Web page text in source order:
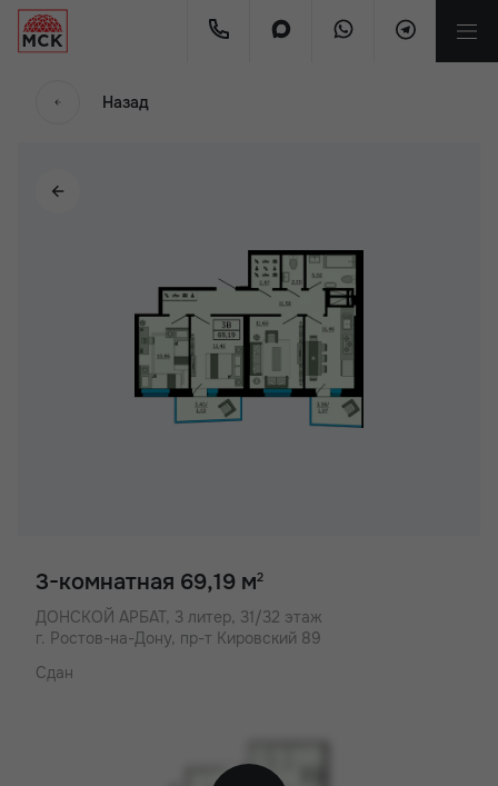
Назад
3-комнатная 69,19 м2
ДОНСКОЙ АРБАТ, 3 литер, 31/32 этаж
г. Ростов-на-Дону, пр-т Кировский 89
Сдан